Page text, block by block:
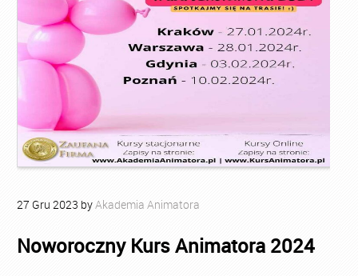
27 Gru 2023 byAkademia Animatora
Noworoczny Kurs Animatora 2024